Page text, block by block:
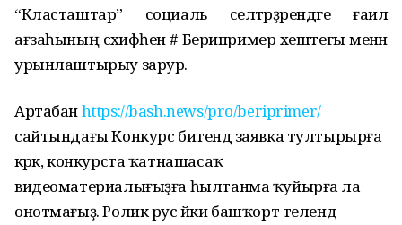
“Класташтар” социаль селтәрҙәрендәге ғаилә
ағзаһының сәхифәһенә # Берипример хештегы менән
урынлаштырыу зарур.
Артабанhttps://bash.news/pro/beriprimer/
сайтындағы Конкурс битендә заявка тултырырға
кәрәк, конкурста ҡатнашасаҡ
видеоматериалығыҙға һылтанма ҡуйырға ла
онотмағыҙ. Ролик рус йәки башҡорт телендә